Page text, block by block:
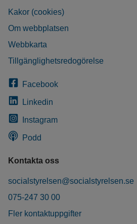
Kakor (cookies)
Om webbplatsen
Webbkarta
Tillgänglighetsredogörelse
Facebook
Linkedin
Instagram
Podd
Kontakta oss
socialstyrelsen@socialstyrelsen.se
075-247 30 00
Fler kontaktuppgifter